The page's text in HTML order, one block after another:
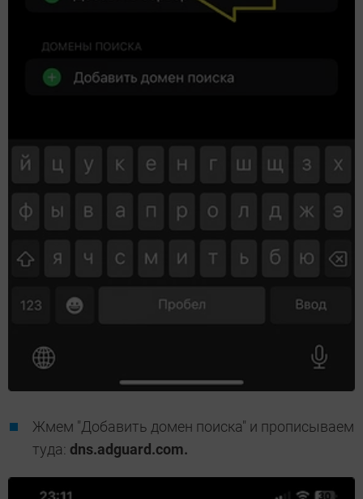
Жмем "Добавить домен поиска" и прописываем
туда: dns.adguard.com.